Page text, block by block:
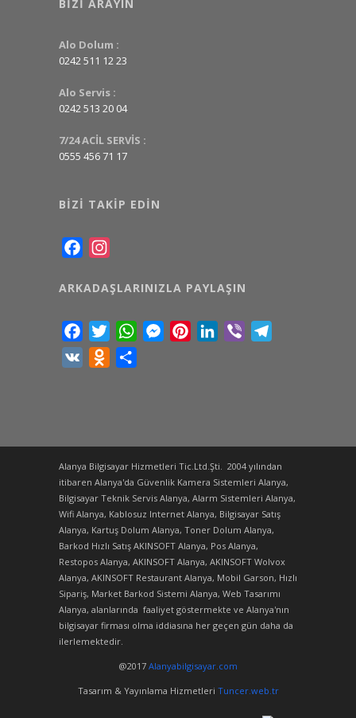
BIZI ARAYIN
Alo Dolum :
0242 511 12 23
Alo Servis :
0242 513 20 04
7/24 ACİL SERVİS :
0555 456 71 17
BIZI TAKIP EDIN
Facebook
ARKADAŞLARINIZLA PAYLAŞIN
FacebookTwitterWhatsAppMessenger
PinterestLinkedIn
Viber
VK
Odnoklassniki
Alanya Bilgisayar Hizmetleri Tic.Ltd.Şti. 2004 yılından
itibaren Alanya'da Güvenlik Kamera Sistemleri Alanya,
Bilgisayar Teknik Servis Alanya, Alarm Sistemleri Alanya,
Wifi Alanya, Kablosuz Internet Alanya, Bilgisayar Satış
Alanya, Kartuş Dolum Alanya, Toner Dolum Alanya,
Barkod Hızlı Satış AKINSOFT Alanya, Pos Alanya,
Restopos Alanya, AKINSOFT Alanya, AKINSOFT Wolvox
Alanya, AKINSOFT Restaurant Alanya, Mobil Garson, Hızlı
Sipariş, Market Barkod Sistemi Alanya, Web Tasarımı
Alanya, alanlarında faaliyet göstermekte ve Alanya'nın
bilgisayar firması olma iddiasına her geçen gün daha da
ilerlemektedir.
@2017 Alanyabilgisayar.com
Tasarım & Yayınlama Hizmetleri Tuncer.web.tr